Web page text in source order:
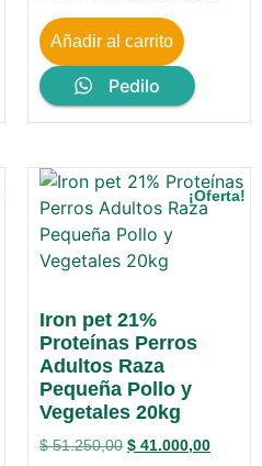
Añadir al carrito
Pedilo
¡Oferta!
Iron pet 21%
Proteínas Perros
Adultos Raza
Pequeña Pollo y
Vegetales 20kg
$51.250,00 $ 41.000,00